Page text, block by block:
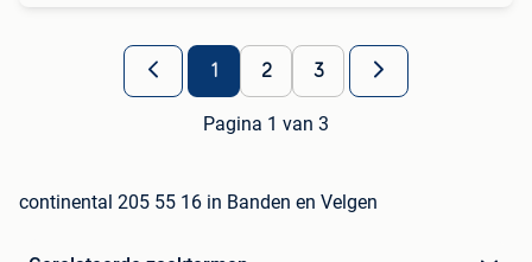
1 2 3
Pagina 1 van 3
continental 205 55 16 in Banden en Velgen